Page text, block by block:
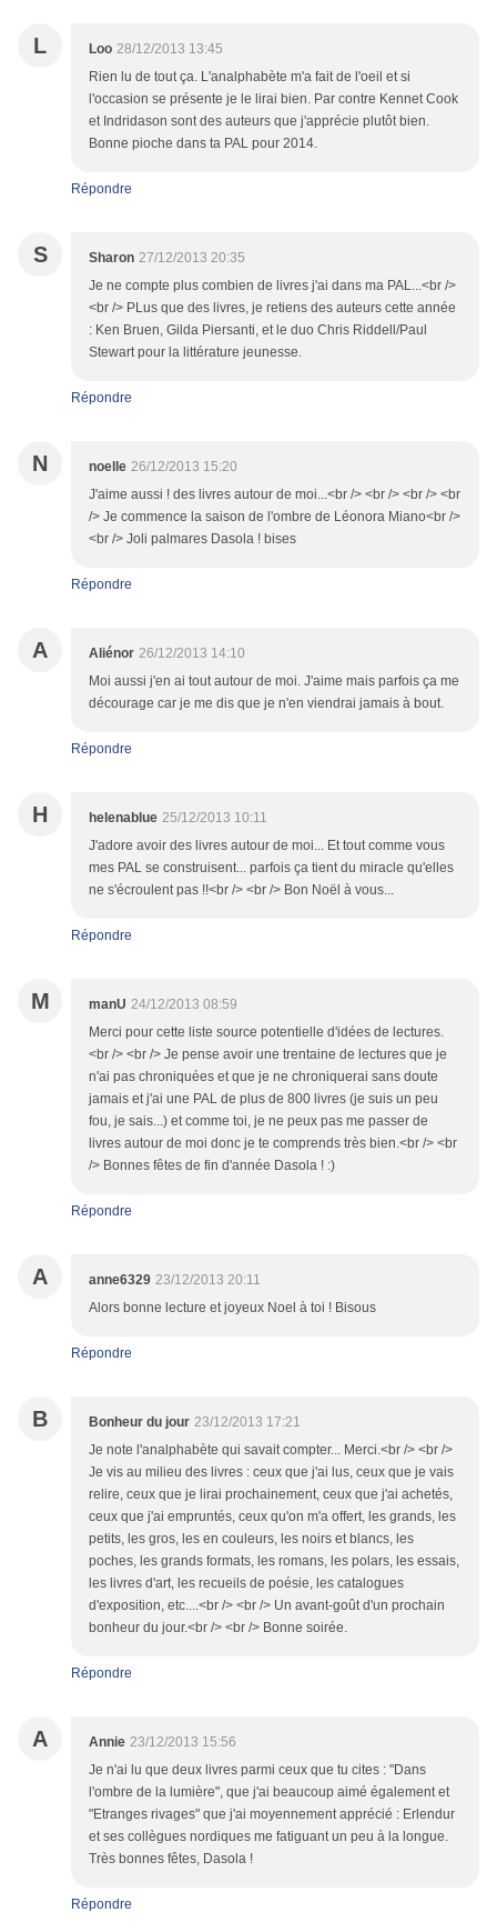
L Loo 28/12/2013 13:45
Rien lu de tout ça. L'analphabète m'a fait de l'oeil et si
l'occasion se présente je le lirai bien. Par contre Kennet Cook
et Indridason sont des auteurs que j'apprécie plutôt bien.
Bonne pioche dans ta PAL pour 2014.
Répondre
S Sharon 27/12/2013 20:35
Je ne compte plus combien de livres j'ai dans ma PAL...<br />
<br /> PLus que des livres, je retiens des auteurs cette année
: Ken Bruen, Gilda Piersanti, et le duo Chris Riddell/Paul
Stewart pour la littérature jeunesse.
Répondre
N noelle 26/12/2013 15:20
J'aime aussi ! des livres autour de moi...<br /> <br /> <br /> <br
/> Je commence la saison de l'ombre de Léonora Miano<br />
<br /> Joli palmares Dasola ! bises
Répondre
A Aliénor 26/12/2013 14:10
Moi aussi j'en ai tout autour de moi. J'aime mais parfois ça me
décourage car je me dis que je n'en viendrai jamais à bout.
Répondre
H helenablue 25/12/2013 10:11
J'adore avoir des livres autour de moi... Et tout comme vous
mes PAL se construisent... parfois ça tient du miracle qu'elles
ne s'écroulent pas !!<br /> <br /> Bon Noël à vous...
Répondre
M manU 24/12/2013 08:59
Merci pour cette liste source potentielle d'idées de lectures.
<br /> <br /> Je pense avoir une trentaine de lectures que je
n'ai pas chroniquées et que je ne chroniquerai sans doute
jamais et j'ai une PAL de plus de 800 livres (je suis un peu
fou, je sais...) et comme toi, je ne peux pas me passer de
livres autour de moi donc je te comprends très bien.<br /> <br
/> Bonnes fêtes de fin d'année Dasola ! :)
Répondre
A anne6329 23/12/2013 20:11
Alors bonne lecture et joyeux Noel à toi ! Bisous
Répondre
B Bonheur du jour 23/12/2013 17:21
Je note l'analphabète qui savait compter... Merci.<br /> <br />
Je vis au milieu des livres : ceux que j'ai lus, ceux que je vais
relire, ceux que je lirai prochainement, ceux que j'ai achetés,
ceux que j'ai empruntés, ceux qu'on m'a offert, les grands, les
petits, les gros, les en couleurs, les noirs et blancs, les
poches, les grands formats, les romans, les polars, les essais,
les livres d'art, les recueils de poésie, les catalogues
d'exposition, etc....<br /> <br /> Un avant-goût d'un prochain
bonheur du jour.<br /> <br /> Bonne soirée.
Répondre
A Annie 23/12/2013 15:56
Je n'ai lu que deux livres parmi ceux que tu cites : "Dans
l'ombre de la lumière", que j'ai beaucoup aimé également et
"Etranges rivages" que j'ai moyennement apprécié : Erlendur
et ses collègues nordiques me fatiguant un peu à la longue.
Très bonnes fêtes, Dasola !
Répondre